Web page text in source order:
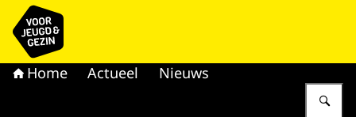
Naar de homepage van voor Jeugd & Gezin
Home Actueel Nieuws